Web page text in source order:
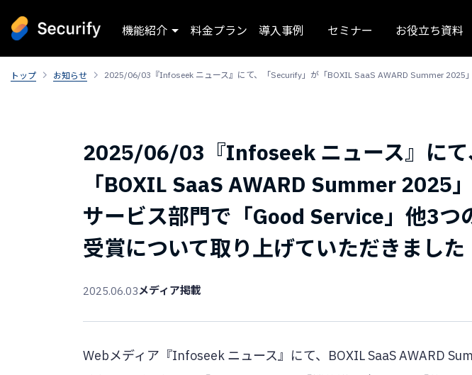
機能紹介 料金プラン 導入事例 セミナー お役立ち資料
トップ お知らせ 2025/06/03『Infoseek ニュース』にて、「Securify」が「BOXIL SaaS AWARD Summer
2025/06/03『Infoseek ニュース』に
「BOXIL SaaS AWARD Summer 2025
サービス部門で「Good Service」他3つ
受賞について取り上げていただきました
2025.06.03メディア掲載
Webメディア『Infoseek ニュース』にて、BOXIL SaaS AWARD